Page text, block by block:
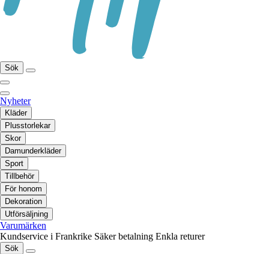
Sök
Nyheter
Kläder
Plusstorlekar
Skor
Damunderkläder
Sport
Tillbehör
För honom
Dekoration
Utförsäljning
Varumärken
Kundservice i Frankrike Säker betalning Enkla returer
Sök